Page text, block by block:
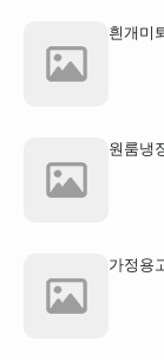
흰개미
원룸냉
가정용